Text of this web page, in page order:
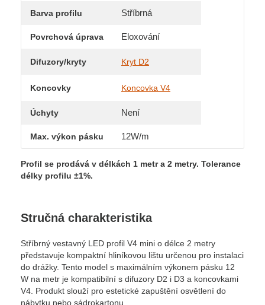
Barva profilu Stříbrná
Povrchová úprava Eloxování
Difuzory/kryty Kryt D2
Koncovky Koncovka V4
Úchyty Není
Max. výkon pásku 12W/m
Profil se prodává v délkách 1 metr a 2 metry. Tolerance
délky profilu ±1%.
Stručná charakteristika
Stříbrný vestavný LED profil V4 mini o délce 2 metry
představuje kompaktní hliníkovou lištu určenou pro instalaci
do drážky. Tento model s maximálním výkonem pásku 12
W na metr je kompatibilní s difuzory D2 i D3 a koncovkami
V4. Produkt slouží pro estetické zapuštění osvětlení do
nábytku nebo sádrokartonu.